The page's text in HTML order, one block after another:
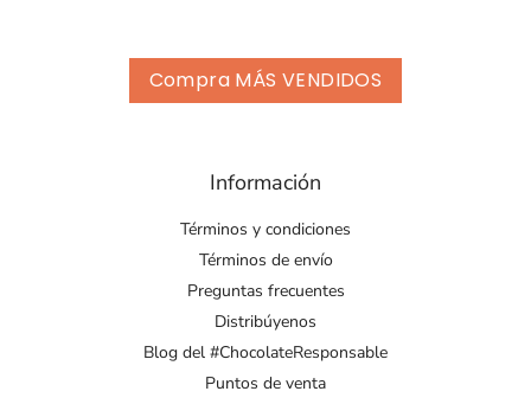
Compra MÁS VENDIDOS
Información
Términos y condiciones
Términos de envío
Preguntas frecuentes
Distribúyenos
Blog del #ChocolateResponsable
Puntos de venta